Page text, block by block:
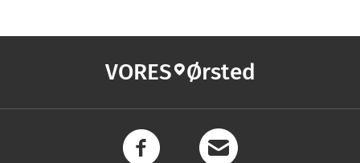
VORES Ørsted